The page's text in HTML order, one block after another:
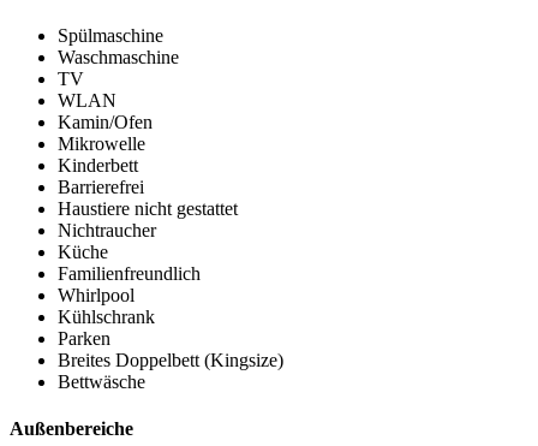
Spülmaschine
Waschmaschine
TV
WLAN
Kamin/Ofen
Mikrowelle
Kinderbett
Barrierefrei
Haustiere nicht gestattet
Nichtraucher
Küche
Familienfreundlich
Whirlpool
Kühlschrank
Parken
Breites Doppelbett (Kingsize)
Bettwäsche
Außenbereiche